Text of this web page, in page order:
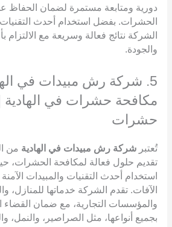
دورية ومتابعة مستمرة لضمان الحفاظ
الحشرات. بفضل استخدام أحدث
الشركة نتائج فعالة وسريعة مع الالتزام
والجودة.
5. شركة رش مبيدات في
مكافحة حشرات في الهادية
حشرات
تُعتبر شركة رش مبيدات في الهادية من
تقديم حلول فعالة لمكافحة الحشرات،
استخدام أحدث التقنيات والمبيدات
الآفات. تقدم الشركة خدماتها للمنازل،
والمؤسسات التجارية، مع ضمان القضاء
بجميع أنواعها، مثل الصراصير، والنمل،